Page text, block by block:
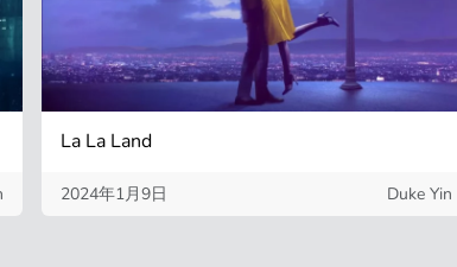
La La Land
2024年1月9日 Duke Yin